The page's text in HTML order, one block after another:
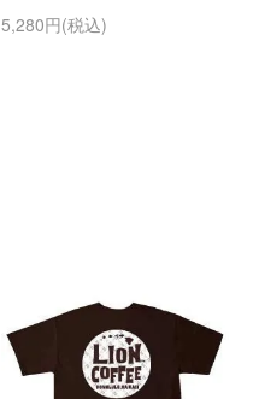
5,280円(税込)